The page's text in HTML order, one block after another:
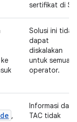
sertifikat di
Solusi ini tidak
dapat
diskalakan
untuk semua
operator.
,
Informasi
TAC tidak